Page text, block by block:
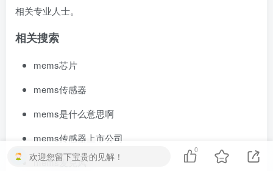
相关专业人士。
相关搜索
mems芯片
mems传感器
mems是什么意思啊
mems传感器上市公司
mems麦克风
欢迎您留下宝贵的见解！
0